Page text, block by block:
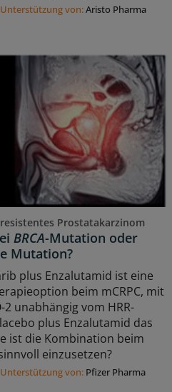
von:Aristo Pharma
Prostatakarzinom
BRCA-Mutation oder
Mutation?
plus Enzalutamid ist eine
beim mCRPC, mit
2 unabhängig vom HRR-
plus Enzalutamid das
ist die Kombination beim
einzusetzen?
von: Pfizer Pharma